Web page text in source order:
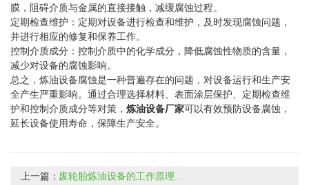
膜，阻碍介质与金属的直接接触，减缓腐蚀过程。
定期检查维护：定期对设备进行检查和维护，及时发现腐蚀问题，
并进行相应的修复和保养工作。
控制介质成分：控制介质中的化学成分，降低腐蚀性物质的含量，
减少对设备的腐蚀影响。
总之，炼油设备腐蚀是一种普遍存在的问题，对设备运行和生产安
全产生严重影响。通过合理选择材料、表面涂层保护、定期检查维
护和控制介质成分等对策， 炼油设备厂家可以有效预防设备腐蚀，
延长设备使用寿命，保障生产安全。
上一篇： 废轮胎炼油设备的工作原理...